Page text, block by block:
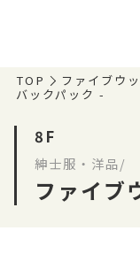
TOP ファイブウ
バックパック -
8F
紳士服・洋品/
ファイブ